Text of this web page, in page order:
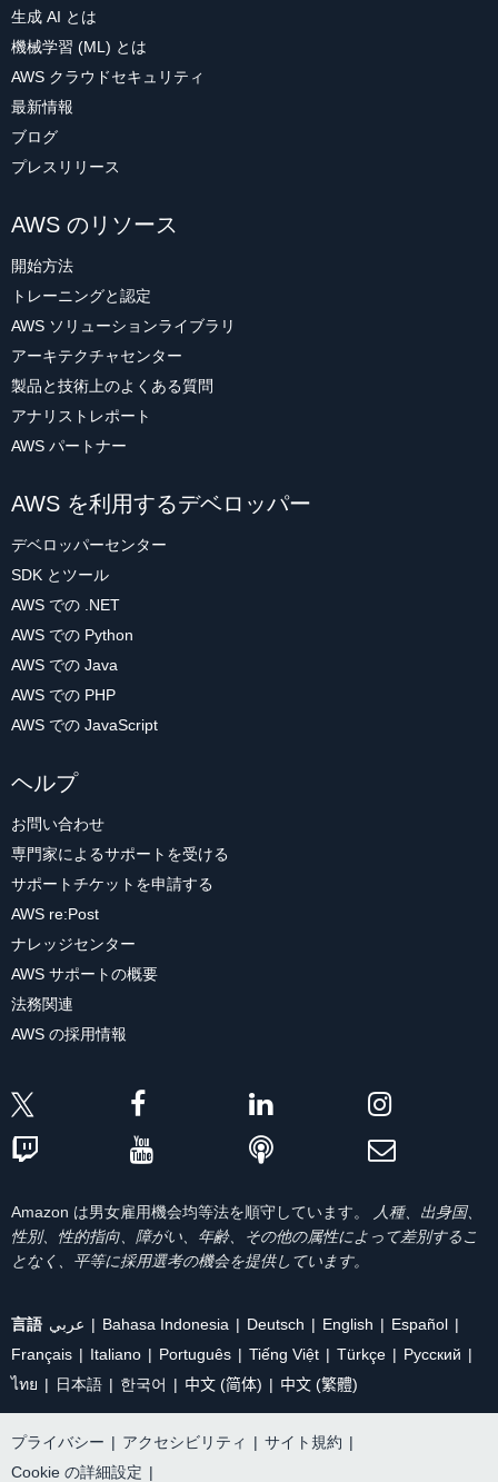
生成 AI とは
機械学習 (ML) とは
AWS クラウドセキュリティ
最新情報
ブログ
プレスリリース
AWS のリソース
開始方法
トレーニングと認定
AWS ソリューションライブラリ
アーキテクチャセンター
製品と技術上のよくある質問
アナリストレポート
AWS パートナー
AWS を利用するデベロッパー
デベロッパーセンター
SDK とツール
AWS での .NET
AWS での Python
AWS での Java
AWS での PHP
AWS での JavaScript
ヘルプ
お問い合わせ
専門家によるサポートを受ける
サポートチケットを申請する
AWS re:Post
ナレッジセンター
AWS サポートの概要
法務関連
AWS の採用情報
Amazon は男女雇用機会均等法を順守しています。
人種、出身国、
性別、性的指向、障がい、年齢、その他の属性によって差別するこ
となく、平等に採用選考の機会を提供しています。
言語 عربي Bahasa Indonesia Deutsch English
Español
Français
Italiano Português Tiếng Việt Türkçe
Ρусский
ไทย
日本語 한국어 中文 (简体) 中文 (繁體)
プライバシー | アクセシビリティ | サイト規約 |
Cookie の詳細設定 |